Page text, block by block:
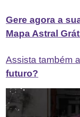
Gere agora a
Mapa Astral
Assista também
futuro?